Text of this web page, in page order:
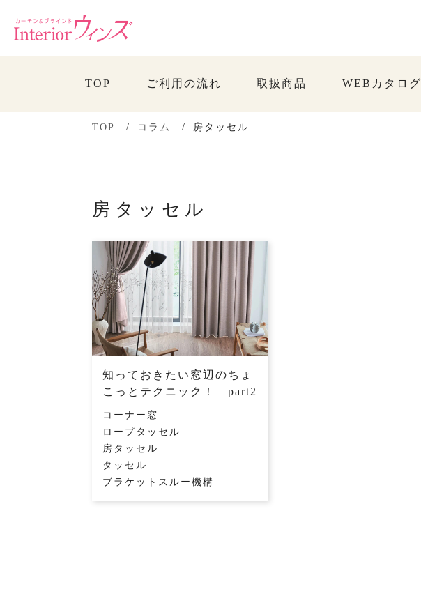
TOP ご利用の流れ 取扱商品 WEBカタログ
TOP コラム 房タッセル
房タッセル
知っておきたい窓辺のちょ
こっとテクニック！ part2
コーナー窓
ロープタッセル
房タッセル
タッセル
ブラケットスルー機構